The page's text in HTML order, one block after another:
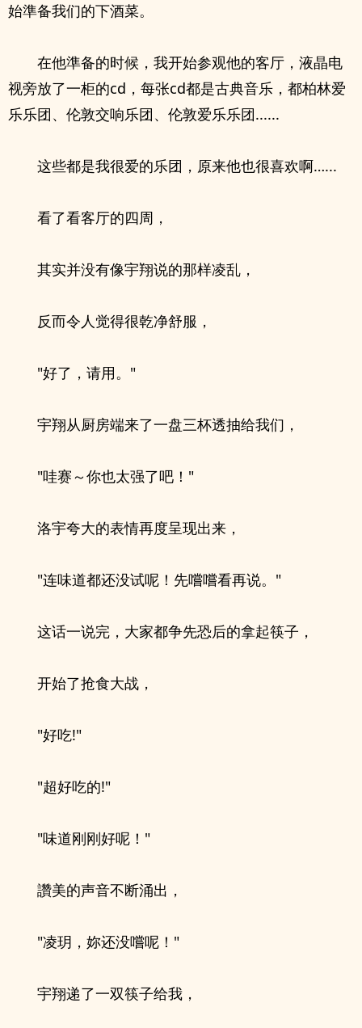
始準备我们的下酒菜。
在他準备的时候，我开始参观他的客厅，液晶电
视旁放了一柜的cd，每张cd都是古典音乐，都柏林爱
乐乐团、伦敦交响乐团、伦敦爱乐乐团......
这些都是我很爱的乐团，原来他也很喜欢啊…...
看了看客厅的四周，
其实并没有像宇翔说的那样凌乱，
反而令人觉得很乾净舒服，
"好了，请用。"
宇翔从厨房端来了一盘三杯透抽给我们，
"哇赛～你也太强了吧！"
洛宇夸大的表情再度呈现出来，
"连味道都还没试呢！先嚐嚐看再说。"
这话一说完，大家都争先恐后的拿起筷子，
开始了抢食大战，
"好吃!"
"超好吃的!"
"味道刚刚好呢！"
讚美的声音不断涌出，
"凌玥，妳还没嚐呢！"
宇翔递了一双筷子给我，